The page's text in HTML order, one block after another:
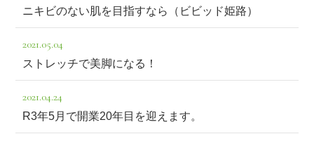
ニキビのない肌を目指すなら（ビビッド姫路）
2021.05.04
ストレッチで美脚になる！
2021.04.24
R3年5月で開業20年目を迎えます。